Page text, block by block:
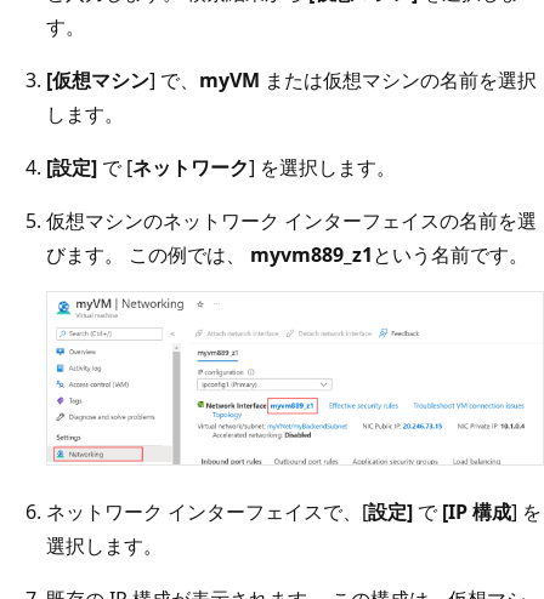
す。
[仮想マシン] で、 myVM または仮想マシンの名前を選択
します。
[設定] で [ネットワーク] を選択します。
仮想マシンのネットワーク インターフェイスの名前を選
びます。 この例では、 myvm889_z1という名前です。
ネットワーク インターフェイスで、[設定] で[IP 構成] を
選択します。